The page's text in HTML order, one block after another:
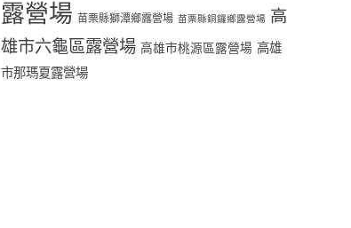
露營場 苗栗縣獅潭鄉露營場 苗栗縣銅鑼鄉露營場 高
雄市六龜區露營場 高雄市桃源區露營場 高雄
市那瑪夏露營場